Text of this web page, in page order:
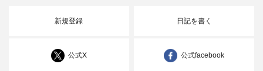
新規登録 日記を書く
公式X 公式facebook